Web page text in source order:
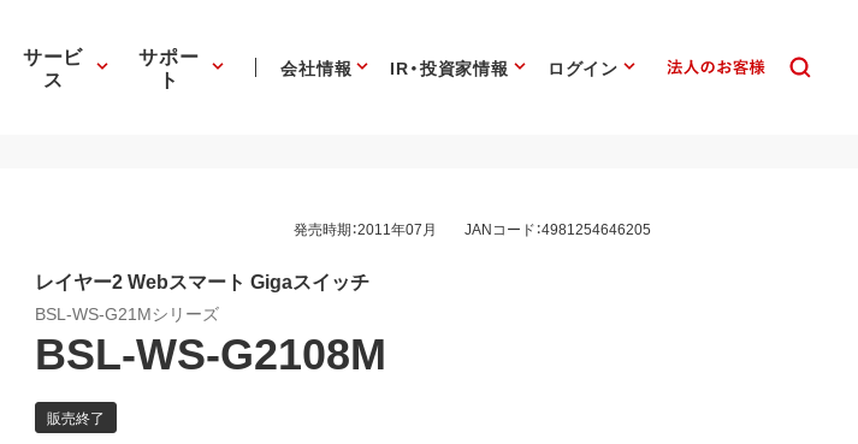
サービ
ス
サポー
ト 会社情報 IR・投資家情報 ログイン
発売時期：2011年07月 JANコード：4981254646205
レイヤー2 Webスマート Gigaスイッチ
BSL-WS-G21Mシリーズ
BSL-WS-G2108M